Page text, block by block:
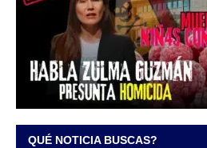
QUÉ NOTICIA BUSCAS?